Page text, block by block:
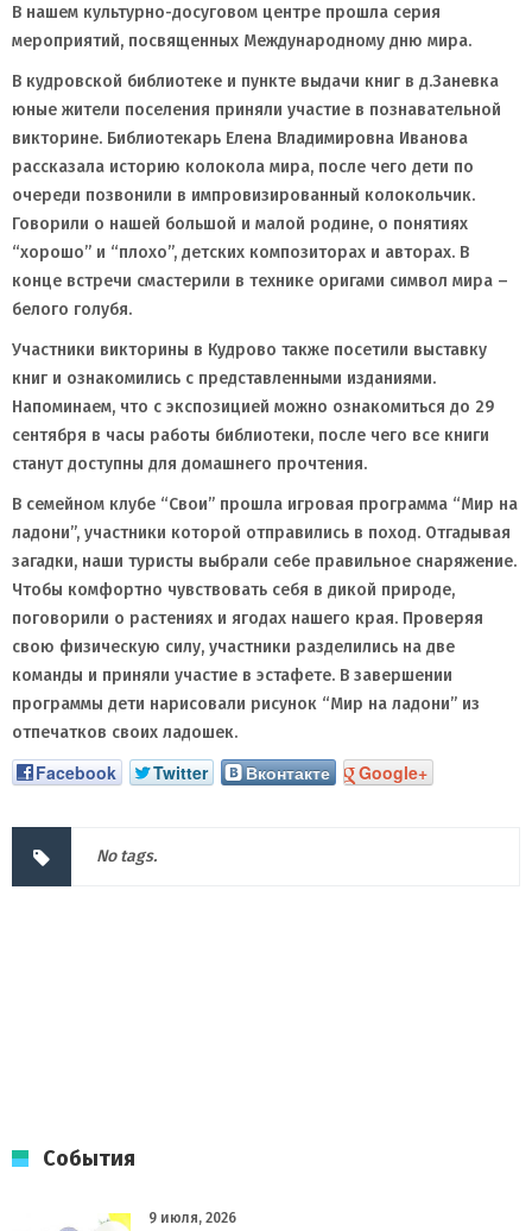
В нашем культурно-досуговом центре прошла серия
мероприятий, посвященных Международному дню мира.
В кудровской библиотеке и пункте выдачи книг в д.Заневка
юные жители поселения приняли участие в познавательной
викторине. Библиотекарь Елена Владимировна Иванова
рассказала историю колокола мира, после чего дети по
очереди позвонили в импровизированный колокольчик.
Говорили о нашей большой и малой родине, о понятиях
“хорошо” и “плохо”, детских композиторах и авторах. В
конце встречи смастерили в технике оригами символ мира –
белого голубя.
Участники викторины в Кудрово также посетили выставку
книг и ознакомились с представленными изданиями.
Напоминаем, что с экспозицией можно ознакомиться до 29
сентября в часы работы библиотеки, после чего все книги
станут доступны для домашнего прочтения.
В семейном клубе “Свои” прошла игровая программа “Мир на
ладони”, участники которой отправились в поход. Отгадывая
загадки, наши туристы выбрали себе правильное снаряжение.
Чтобы комфортно чувствовать себя в дикой природе,
поговорили о растениях и ягодах нашего края. Проверяя
свою физическую силу, участники разделились на две
команды и приняли участие в эстафете. В завершении
программы дети нарисовали рисунок “Мир на ладони” из
отпечатков своих ладошек.
Facebook Twitter Вконтакте Google+
No tags.
События
9 июля, 2026